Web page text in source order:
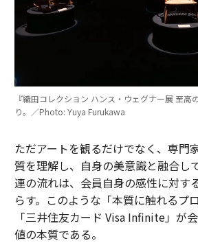
『織田コレクション ハンス・ウェグナー展 至高
り。／Photo: Yuya Furukawa
ただアートを観るだけでなく、専門
質を理解し、自身の美意識と融合し
連の流れは、会員自身の感性に対す
らす。このような「本質に触れるプ
「三井住友カード Visa Infinite」が
値の本質である。